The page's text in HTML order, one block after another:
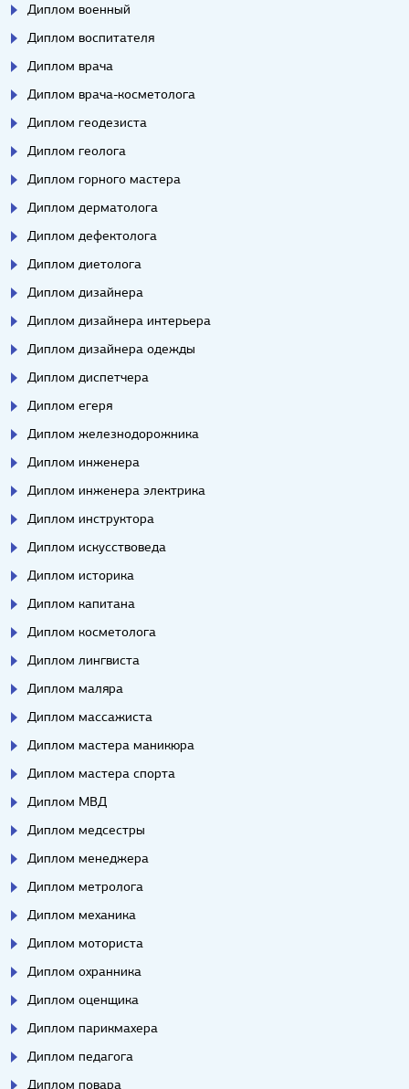
Диплом военный
Диплом воспитателя
Диплом врача
Диплом врача-косметолога
Диплом геодезиста
Диплом геолога
Диплом горного мастера
Диплом дерматолога
Диплом дефектолога
Диплом диетолога
Диплом дизайнера
Диплом дизайнера интерьера
Диплом дизайнера одежды
Диплом диспетчера
Диплом егеря
Диплом железнодорожника
Диплом инженера
Диплом инженера электрика
Диплом инструктора
Диплом искусствоведа
Диплом историка
Диплом капитана
Диплом косметолога
Диплом лингвиста
Диплом маляра
Диплом массажиста
Диплом мастера маникюра
Диплом мастера спорта
Диплом МВД
Диплом медсестры
Диплом менеджера
Диплом метролога
Диплом механика
Диплом моториста
Диплом охранника
Диплом оценщика
Диплом парикмахера
Диплом педагога
Диплом повара